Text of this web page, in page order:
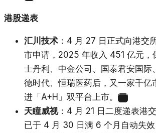
港股递表
汇川技术 ：4 月 27 日正式向港交
市申请，2025 年收入 451 亿元，
士丹利、中金公司、国泰君安国际
德时代、恒瑞医药后，又一家千亿
进「A+H」双平台上市。
天瞳威视：4 月 21 日二度递表港
已于 4 月 30 日满 6 个月自动失